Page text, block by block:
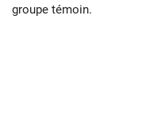
groupe témoin.